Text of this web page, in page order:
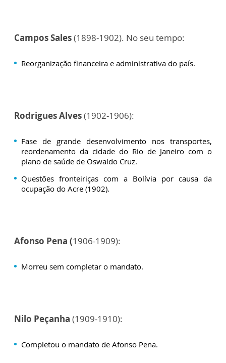
Campos Sales(1898-1902). No seu tempo:
Reorganização financeira e administrativa do país.
Rodrigues Alves(1902-1906):
Fase de grande desenvolvimento nos transportes,
reordenamento da cidade do Rio de Janeiro com o
plano de saúde de Oswaldo Cruz.
Questões fronteiriças com a Bolívia por causa da
ocupação do Acre (1902).
Afonso Pena (1906-1909):
Morreu sem completar o mandato.
Nilo Peçanha (1909-1910):
Completou o mandato de Afonso Pena.